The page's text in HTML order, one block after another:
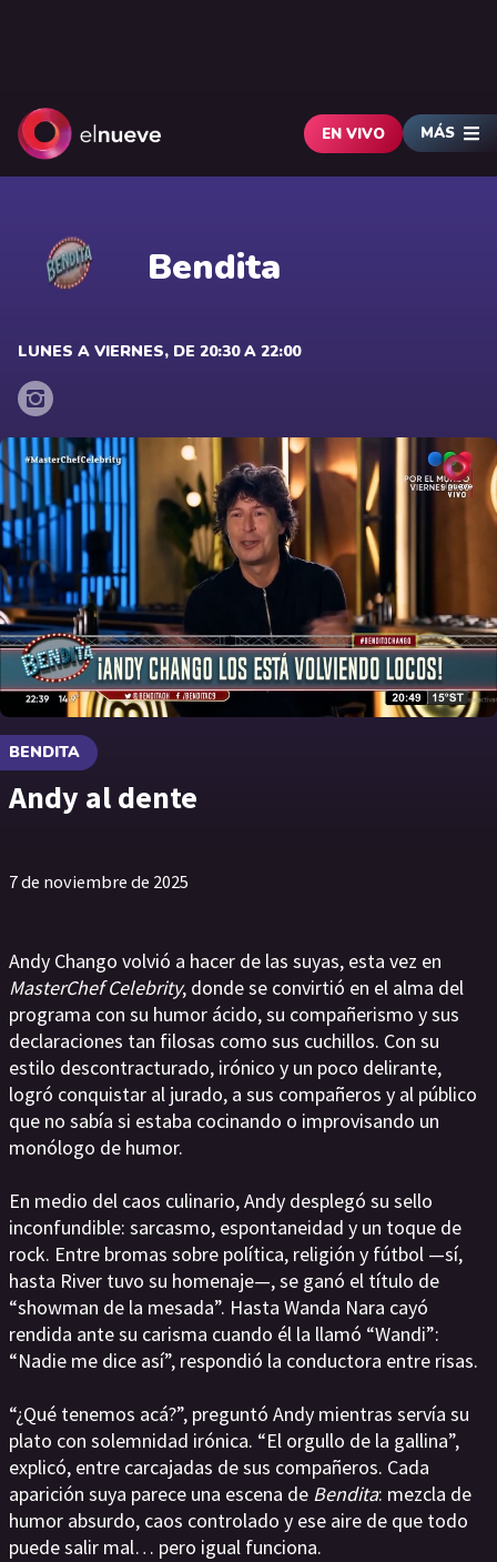
EN VIVO MÁS
Bendita
LUNES A VIERNES, DE 20:30 A 22:00
BENDITA
Andy al dente
7 de noviembre de 2025
Andy Chango volvió a hacer de las suyas, esta vez en
MasterChef Celebrity, donde se convirtió en el alma del
programa con su humor ácido, su compañerismo y sus
declaraciones tan filosas como sus cuchillos. Con su
estilo descontracturado, irónico y un poco delirante,
logró conquistar al jurado, a sus compañeros y al público
que no sabía si estaba cocinando o improvisando un
monólogo de humor.
En medio del caos culinario, Andy desplegó su sello
inconfundible: sarcasmo, espontaneidad y un toque de
rock. Entre bromas sobre política, religión y fútbol —sí,
hasta River tuvo su homenaje—, se ganó el título de
“showman de la mesada”. Hasta Wanda Nara cayó
rendida ante su carisma cuando él la llamó “Wandi”:
“Nadie me dice así”, respondió la conductora entre risas.
“¿Qué tenemos acá?”, preguntó Andy mientras servía su
plato con solemnidad irónica. “El orgullo de la gallina”,
explicó, entre carcajadas de sus compañeros. Cada
aparición suya parece una escena de Bendita: mezcla de
humor absurdo, caos controlado y ese aire de que todo
puede salir mal… pero igual funciona.